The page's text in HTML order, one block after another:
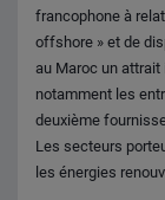
francophone à
offshore » et de
au Maroc un
notamment les
deuxième
Les secteurs
les énergies